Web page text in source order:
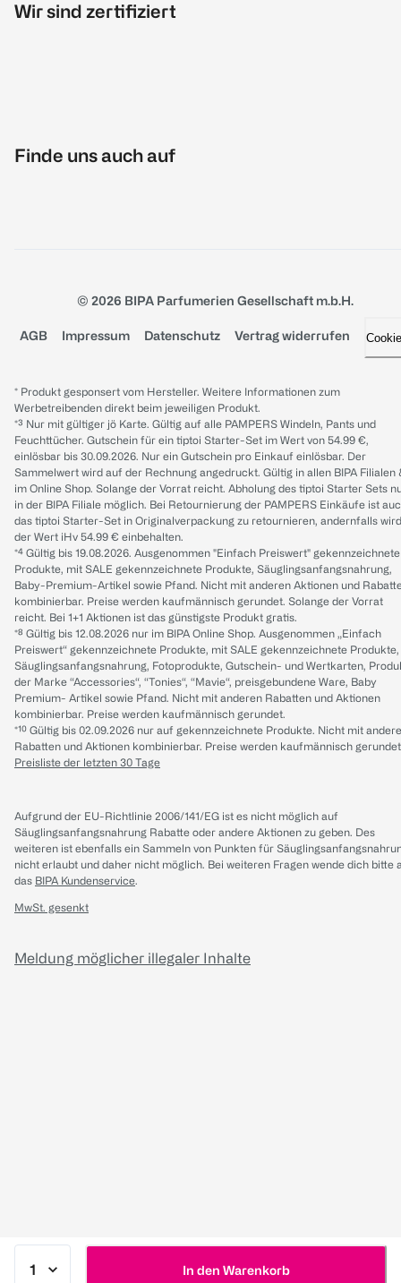
In den Warenkorb
Wir sind zertifiziert
Finde uns auch auf
© 2026 BIPA Parfumerien Gesellschaft m.b.H.
AGB Impressum Datenschutz Vertrag widerrufen
* Produkt gesponsert vom Hersteller. Weitere Informationen zum
Werbetreibenden direkt beim jeweiligen Produkt.
*³ Nur mit gültiger jö Karte. Gültig auf alle PAMPERS Windeln, Pants und
Feuchttücher. Gutschein für ein tiptoi Starter-Set im Wert von 54.99 €,
einlösbar bis 30.09.2026. Nur ein Gutschein pro Einkauf einlösbar. Der
Sammelwert wird auf der Rechnung angedruckt. Gültig in allen BIPA Filialen
im Online Shop. Solange der Vorrat reicht. Abholung des tiptoi Starter Sets
in der BIPA Filiale möglich. Bei Retournierung der PAMPERS Einkäufe ist
das tiptoi Starter-Set in Originalverpackung zu retournieren, andernfalls wird
der Wert iHv 54.99 € einbehalten.
*⁴ Gültig bis 19.08.2026. Ausgenommen "Einfach Preiswert" gekennzeichnete
Produkte, mit SALE gekennzeichnete Produkte, Säuglingsanfangsnahrung,
Baby-Premium-Artikel sowie Pfand. Nicht mit anderen Aktionen und
kombinierbar. Preise werden kaufmännisch gerundet. Solange der Vorrat
reicht. Bei 1+1 Aktionen ist das günstigste Produkt gratis.
*⁸ Gültig bis 12.08.2026 nur im BIPA Online Shop. Ausgenommen „Einfach
Preiswert“ gekennzeichnete Produkte, mit SALE gekennzeichnete Produkte,
Säuglingsanfangsnahrung, Fotoprodukte, Gutschein- und Wertkarten,
der Marke “Accessories“, “Tonies“, “Mavie“, preisgebundene Ware, Baby
Premium- Artikel sowie Pfand. Nicht mit anderen Rabatten und Aktionen
kombinierbar. Preise werden kaufmännisch gerundet.
*¹⁰ Gültig bis 02.09.2026 nur auf gekennzeichnete Produkte. Nicht mit
Rabatten und Aktionen kombinierbar. Preise werden kaufmännisch
Preisliste der letzten 30 Tage
Aufgrund der EU-Richtlinie 2006/141/EG ist es nicht möglich auf
Säuglingsanfangsnahrung Rabatte oder andere Aktionen zu geben. Des
weiteren ist ebenfalls ein Sammeln von Punkten für
nicht erlaubt und daher nicht möglich. Bei weiteren Fragen wende dich bitte
das BIPA Kundenservice.
MwSt. gesenkt
Meldung möglicher illegaler Inhalte